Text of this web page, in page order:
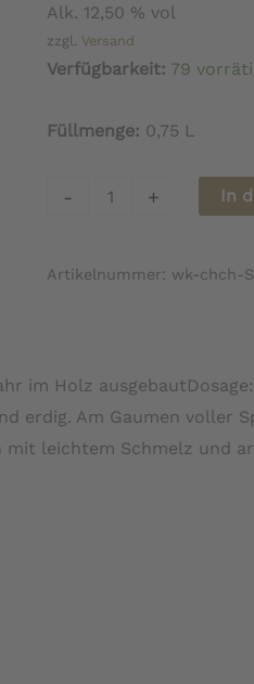
Alk. 12,50 % vol
zzgl. Versand
Verfügbarkeit: 79
Füllmenge: 0,75 L
-
Champagne
Precieuses
Bio
Menge
+ In
Artikelnummer: wk-chch-
im Holz
erdig. Am Gaumen voller
leichtem Schmelz und